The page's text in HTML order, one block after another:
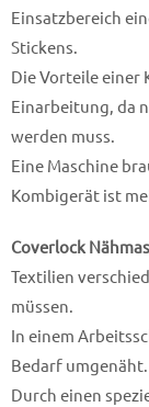
Einsatzbereich
Stickens.
Die Vorteile einer
Einarbeitung, da
werden muss.
Eine Maschine
Kombigerät ist
Coverlock
Textilien
müssen.
In einem
Bedarf umgenäht.
Durch einen